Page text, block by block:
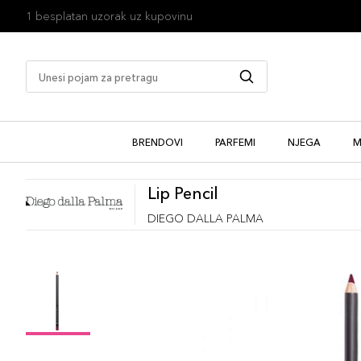
1 besplatan uzorak uz kupovinu
BRENDOVI PARFEMI NJEGA
Lip Pencil
DIEGO DALLA PALMA